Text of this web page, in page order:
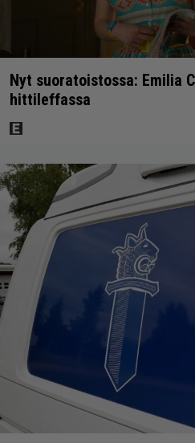
Nyt suoratoistossa: Emilia
hittileffassa